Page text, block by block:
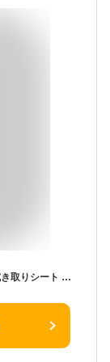
デリケートゾーン専用ウェットシート 15枚入り 拭き取りシート おりもの フェムテック 生理 サニタリー 陰部 ムレ 匂い ニオイ かゆみ 産後ケア 消臭 脱毛 除毛 フェムケア VIO PH JAPAN 日本製